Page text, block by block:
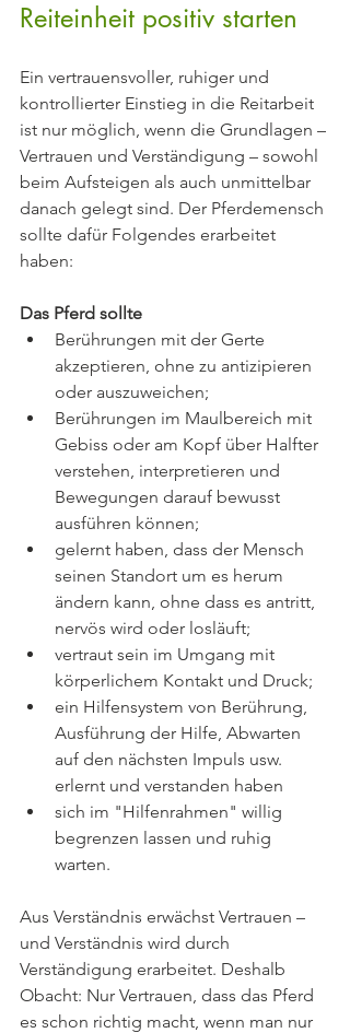
Reiteinheit positiv starten
Ein vertrauensvoller, ruhiger und
kontrollierter Einstieg in die Reitarbeit
ist nur möglich, wenn die Grundlagen –
Vertrauen und Verständigung – sowohl
beim Aufsteigen als auch unmittelbar
danach gelegt sind. Der Pferdemensch
sollte dafür Folgendes erarbeitet
haben:
Das Pferd sollte
Berührungen mit der Gerte
akzeptieren, ohne zu antizipieren
oder auszuweichen;
Berührungen im Maulbereich mit
Gebiss oder am Kopf über Halfter
verstehen, interpretieren und
Bewegungen darauf bewusst
ausführen können;
gelernt haben, dass der Mensch
seinen Standort um es herum
ändern kann, ohne dass es antritt,
nervös wird oder losläuft;
vertraut sein im Umgang mit
körperlichem Kontakt und Druck;
ein Hilfensystem von Berührung,
Ausführung der Hilfe, Abwarten
auf den nächsten Impuls usw.
erlernt und verstanden haben
sich im "Hilfenrahmen" willig
begrenzen lassen und ruhig
warten.
Aus Verständnis erwächst Vertrauen –
und Verständnis wird durch
Verständigung erarbeitet. Deshalb
Obacht: Nur Vertrauen, dass das Pferd
es schon richtig macht, wenn man nur